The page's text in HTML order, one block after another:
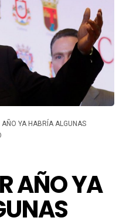
AÑO YA HABRÍA ALGUNAS
AÑO YA